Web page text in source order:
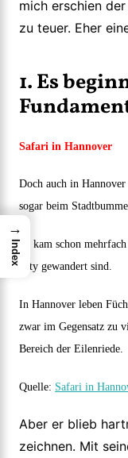
mich erschien
zu teuer. Eher
1. Es
Safari in Hannover
Doch auch in Hannover
sogar beim
Es kam schon
City gewandert sind.
In Hannover leben
zwar im Gegensatz zu
Bereich der Eilenriede.
Quelle: Safari in
Aber er blieb
zeichnen. Mit
→
Index